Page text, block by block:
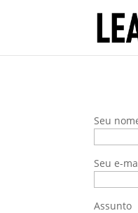
Seu
Seu e-
Assunto